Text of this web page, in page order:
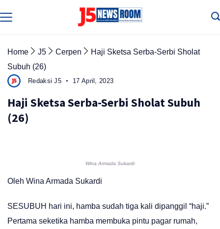
to
Home J5 Cerpen
Haji Sketsa Serba-Serbi Sholat
Subuh (26)
Redaksi J5 17 April, 2023
Haji Sketsa Serba-Serbi Sholat Subuh
(26)
Wina Armada Sukardi
Oleh Wina Armada Sukardi
SESUBUH hari ini, hamba sudah tiga kali dipanggil “haji.”
Pertama seketika hamba membuka pintu pagar rumah,